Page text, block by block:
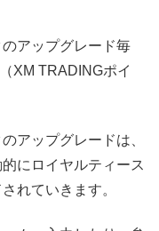
アップグレード毎
XM TRADINGポイ
アップグレードは、
にロイヤルティース
れていきます。